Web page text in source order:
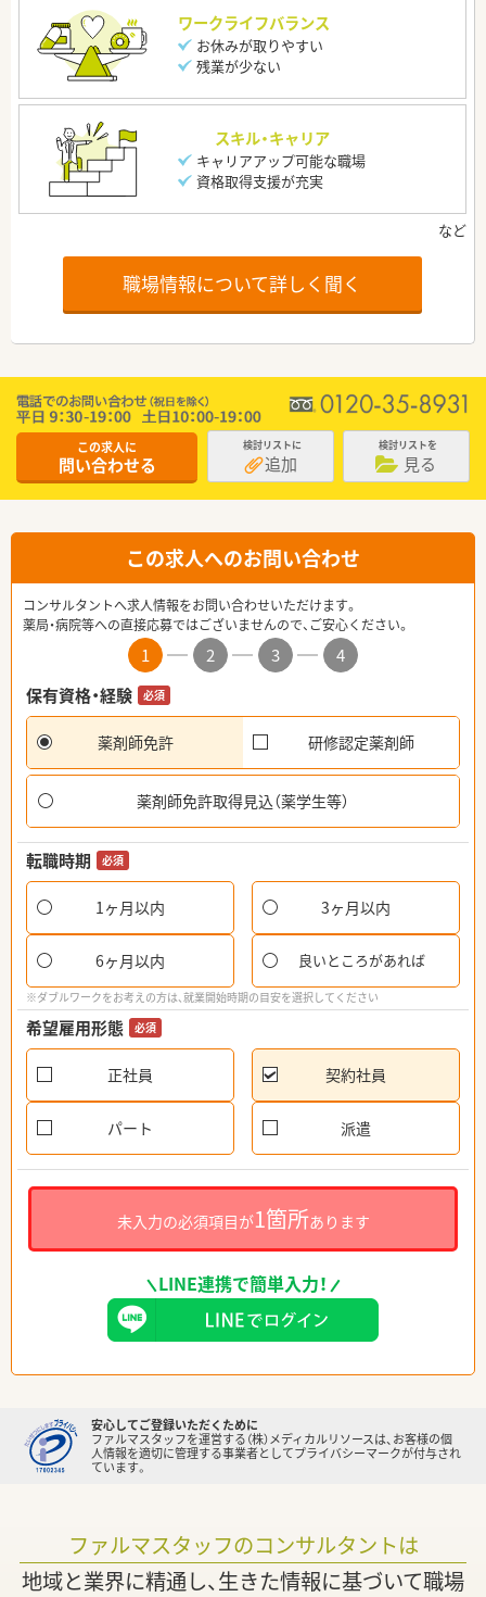
ワークライフバランス
お休みが取りやすい
残業が少ない
スキル・キャリア
キャリアアップ可能な職場
資格取得支援が充実
職場情報について詳しく聞く
この求人に
問い合わせる
検討リストに
追加
検討リストを
見る
この求人へのお問い合わせ
コンサルタントへ求人情報をお問い合わせいただけます。
薬局・病院等への直接応募ではございませんので、ご安心ください。
1 2 3
4
保有資格・経験
必須
薬剤師免許 研修認定薬剤師
薬剤師免許取得見込（薬学生等）
転職時期 必須
1ヶ月以内 3ヶ月以内
6ヶ月以内 良いところがあれば
※ダブルワークをお考えの方は、就業開始時期の目安を選択してください
希望雇用形態 必須
正社員 契約社員
パート 派遣
未入力の必須項目が1箇所あります
LINE連携で簡単入力！
安心してご登録いただくために
ファルマスタッフを運営する（株）メディカルリソースは、お客様の個
人情報を適切に管理する事業者としてプライバシーマークが付与され
ています。
ファルマスタッフのコンサルタントは
地域と業界に精通し、生きた情報に基づいて職場